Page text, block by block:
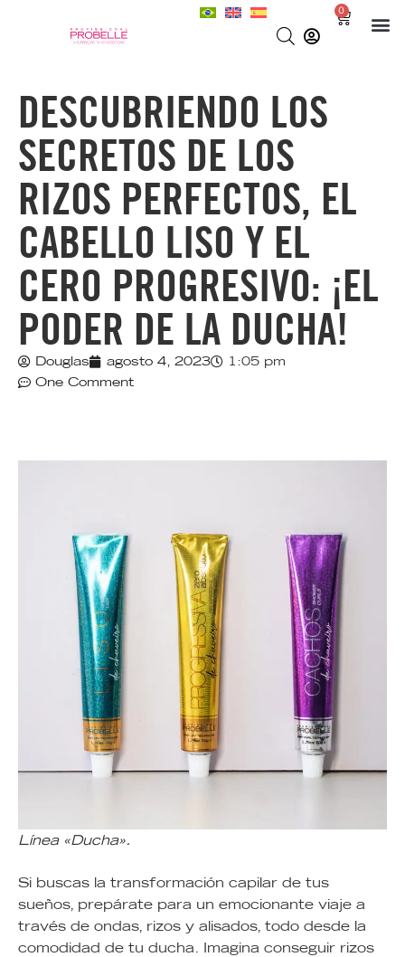
0
DESCUBRIENDO LOS
SECRETOS DE LOS
RIZOS PERFECTOS, EL
CABELLO LISO Y EL
CERO PROGRESIVO: ¡EL
PODER DE LA DUCHA!
Douglas agosto 4, 2023
1:05 pm
One Comment
Línea «Ducha».
Si buscas la transformación capilar de tus
sueños, prepárate para un emocionante viaje a
través de ondas, rizos y alisados, todo desde la
comodidad de tu ducha. Imagina conseguir rizos